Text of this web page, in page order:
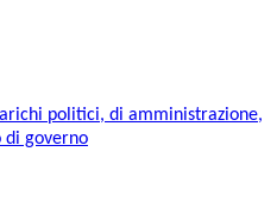
politici, di amministrazione,
di governo